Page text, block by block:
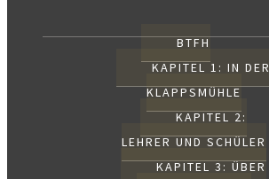
BTFH
KAPITEL 1: IN DER
KLAPPSMÜHLE
KAPITEL 2:
LEHRER UND SCHÜLER
KAPITEL 3: ÜBER